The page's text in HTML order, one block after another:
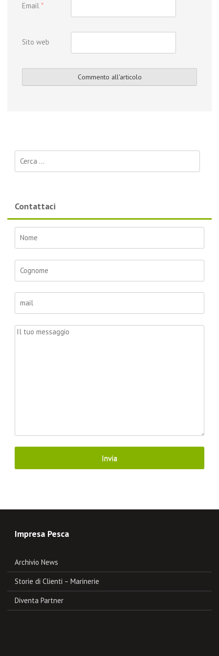
Email *
Sito web
Contattaci
Impresa Pesca
Archivio News
Storie di Clienti – Marinerie
Diventa Partner